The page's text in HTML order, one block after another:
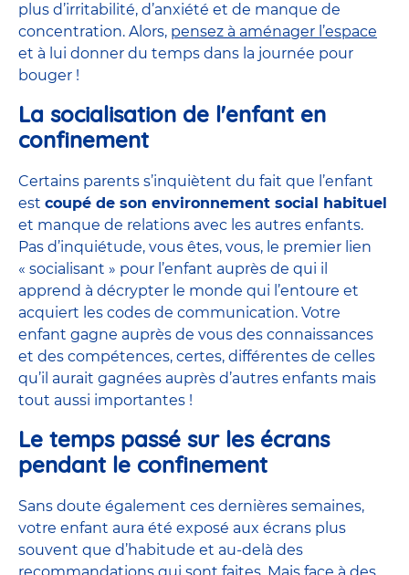
plus d’irritabilité, d’anxiété et de manque de
concentration. Alors, pensez à aménager l’espace
et à lui donner du temps dans la journée pour
bouger !
La socialisation de l'enfant en
confinement
Certains parents s’inquiètent du fait que l’enfant
est coupé de son environnement social habituel
et manque de relations avec les autres enfants.
Pas d’inquiétude, vous êtes, vous, le premier lien
« socialisant » pour l’enfant auprès de qui il
apprend à décrypter le monde qui l’entoure et
acquiert les codes de communication. Votre
enfant gagne auprès de vous des connaissances
et des compétences, certes, différentes de celles
qu’il aurait gagnées auprès d’autres enfants mais
tout aussi importantes !
Le temps passé sur les écrans
pendant le confinement
Sans doute également ces dernières semaines,
votre enfant aura été exposé aux écrans plus
souvent que d’habitude et au-delà des